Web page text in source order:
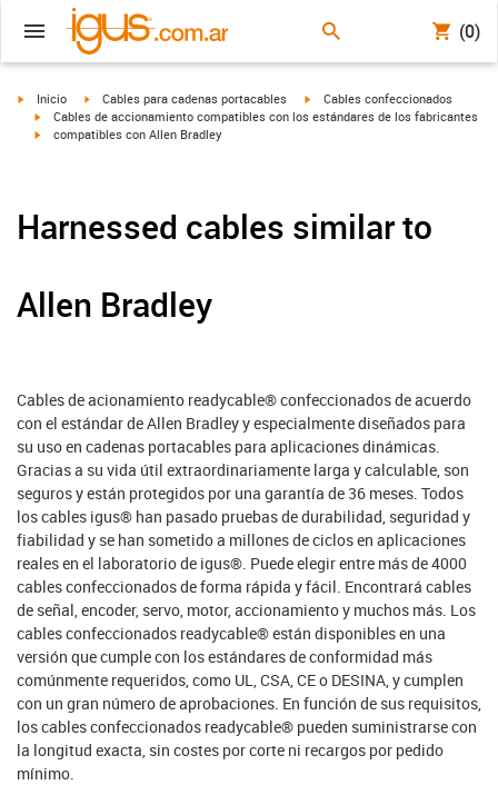
(0)
igus-icon-arrow-right
Inicio igus-icon-arrow-right
Cables para cadenas portacables igus-icon-arrow-right
Cables confeccionados
igus-icon-arrow-right
Cables de accionamiento compatibles con los estándares de los fabricantes
igus-icon-arrow-right
compatibles con Allen Bradley
Harnessed cables similar to
Allen Bradley
Cables de acionamiento readycable® confeccionados de acuerdo
con el estándar de Allen Bradley y especialmente diseñados para
su uso en cadenas portacables para aplicaciones dinámicas.
Gracias a su vida útil extraordinariamente larga y calculable, son
seguros y están protegidos por una garantía de 36 meses. Todos
los cables igus® han pasado pruebas de durabilidad, seguridad y
fiabilidad y se han sometido a millones de ciclos en aplicaciones
reales en el laboratorio de igus®. Puede elegir entre más de 4000
cables confeccionados de forma rápida y fácil. Encontrará cables
de señal, encoder, servo, motor, accionamiento y muchos más. Los
cables confeccionados readycable® están disponibles en una
versión que cumple con los estándares de conformidad más
comúnmente requeridos, como UL, CSA, CE o DESINA, y cumplen
con un gran número de aprobaciones. En función de sus requisitos,
los cables confeccionados readycable® pueden suministrarse con
la longitud exacta, sin costes por corte ni recargos por pedido
mínimo.